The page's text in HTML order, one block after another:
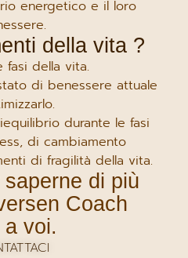
energetico e il loro
della vita ?
fasi della vita.
di benessere attuale
durante le fasi
di cambiamento
di fragilità della vita.
di più
Coach
voi.